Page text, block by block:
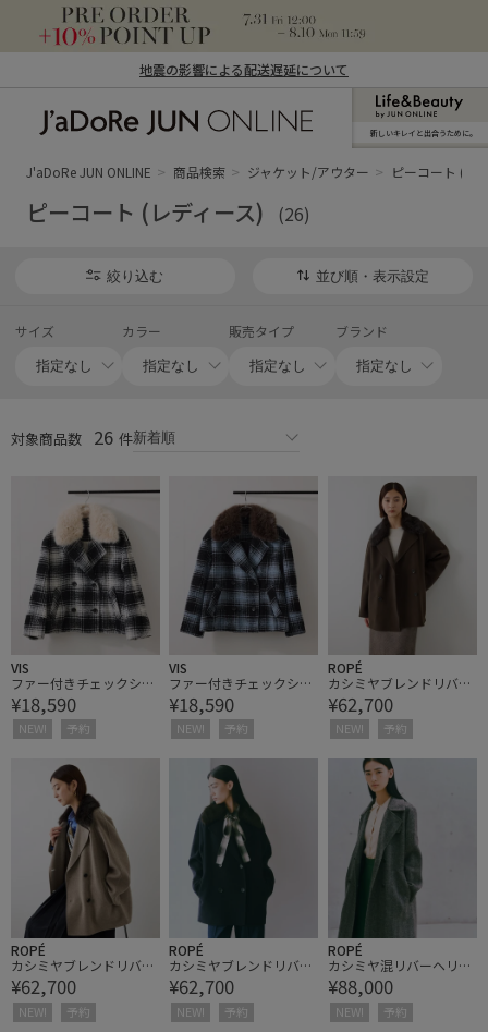
地震の影響による配送遅延について
ン オンライン）
新しいキレイと出合うために。
J'aDoRe JUN ONLINE 商品検索 ジャケット/アウター ピーコート (レ
ピーコート (レディース) (26)
絞り込む 並び順・表示設定
サイズ カラー 販売タイプ ブランド
対象商品数 26 件
VIS
ファー付きチェックショ
ートコート
¥18,590
NEW! 予約
VIS
ファー付きチェックショ
ートコート
¥18,590
NEW! 予約
ROPÉ
カシミヤブレンドリバー
Pコート(ショート丈/フ
ェイクファー襟取り外し
可能)
¥62,700
NEW! 予約
ROPÉ
カシミヤブレンドリバー
Pコート(ショート丈/フ
ェイクファー襟取り外し
可能)
¥62,700
NEW! 予約
ROPÉ
カシミヤブレンドリバー
Pコート(ショート丈/フ
ェイクファー襟取り外し
可能)
¥62,700
NEW! 予約
ROPÉ
カシミヤ混リバーヘリン
ボーンダブルPコート(ロ
ング丈)
¥88,000
NEW! 予約